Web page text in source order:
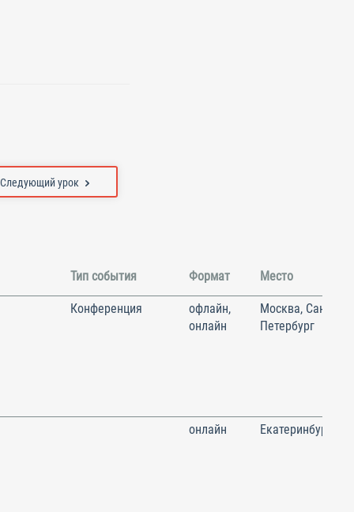
Следующий урок
Тип события Формат Место
Конференция
офлайн,
онлайн
Москва, Санкт-
Петербург
онлайн Екатеринбург